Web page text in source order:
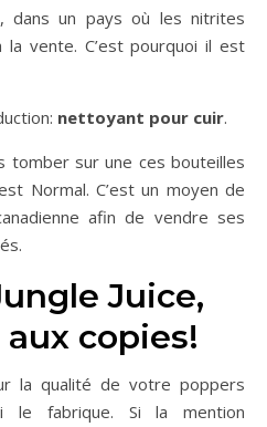
dans un pays où les nitrites
la vente. C’est pourquoi il est
nettoyant pour cuir.
tomber sur une ces bouteilles
Normal. C’est un moyen de
afin de vendre ses
Juice,
copies!
la qualité de votre poppers
le fabrique. Si la mention